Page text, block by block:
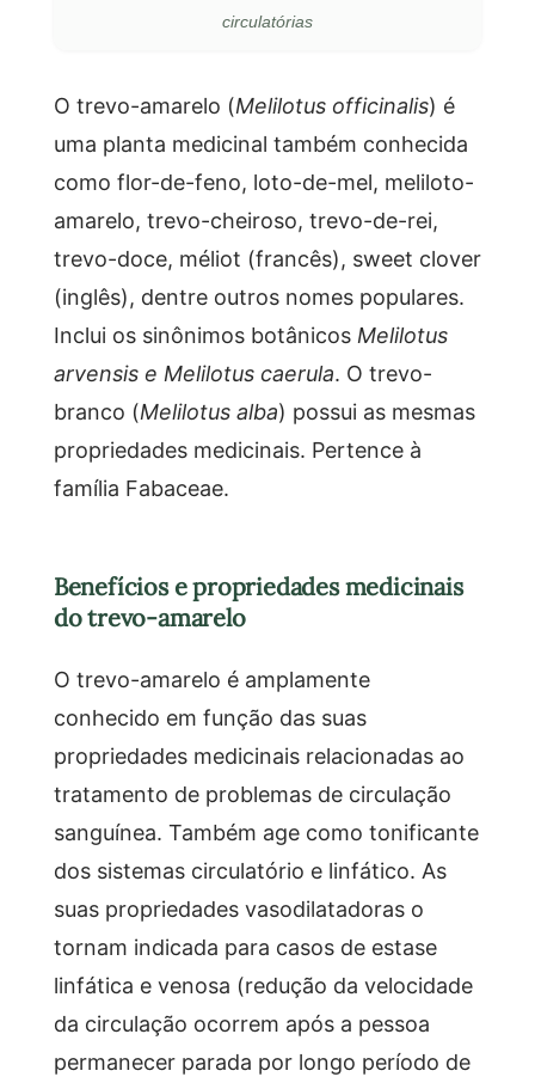
circulatórias
O trevo-amarelo (Melilotus officinalis) é
uma planta medicinal também conhecida
como flor-de-feno, loto-de-mel, meliloto-
amarelo, trevo-cheiroso, trevo-de-rei,
trevo-doce, méliot (francês), sweet clover
(inglês), dentre outros nomes populares.
Inclui os sinônimos botânicos Melilotus
arvensis e Melilotus caerula. O trevo-
branco (Melilotus alba) possui as mesmas
propriedades medicinais. Pertence à
família Fabaceae.
Benefícios e propriedades medicinais
do trevo-amarelo
O trevo-amarelo é amplamente
conhecido em função das suas
propriedades medicinais relacionadas ao
tratamento de problemas de circulação
sanguínea. Também age como tonificante
dos sistemas circulatório e linfático. As
suas propriedades vasodilatadoras o
tornam indicada para casos de estase
linfática e venosa (redução da velocidade
da circulação ocorrem após a pessoa
permanecer parada por longo período de